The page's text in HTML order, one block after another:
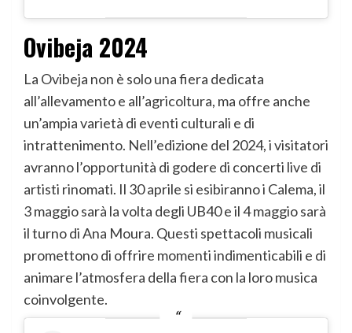
Ovibeja 2024
La Ovibeja non è solo una fiera dedicata
all’allevamento e all’agricoltura, ma offre anche
un’ampia varietà di eventi culturali e di
intrattenimento. Nell’edizione del 2024, i visitatori
avranno l’opportunità di godere di concerti live di
artisti rinomati. Il 30 aprile si esibiranno i Calema, il
3 maggio sarà la volta degli UB40 e il 4 maggio sarà
il turno di Ana Moura. Questi spettacoli musicali
promettono di offrire momenti indimenticabili e di
animare l’atmosfera della fiera con la loro musica
coinvolgente.